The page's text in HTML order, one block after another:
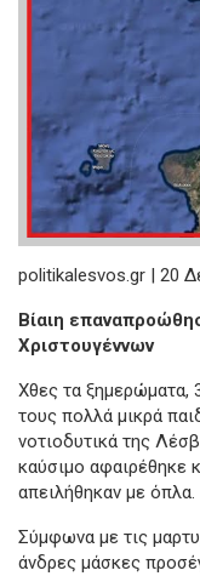
politikalesvos.gr | 20
Βίαιη
Χριστουγέννων
Χθες τα ξημερώματα,
τους πολλά μικρά
νοτιοδυτικά της
καύσιμο αφαιρέθηκε
απειλήθηκαν με όπλα.
Σύμφωνα με τις
άνδρες μάσκες